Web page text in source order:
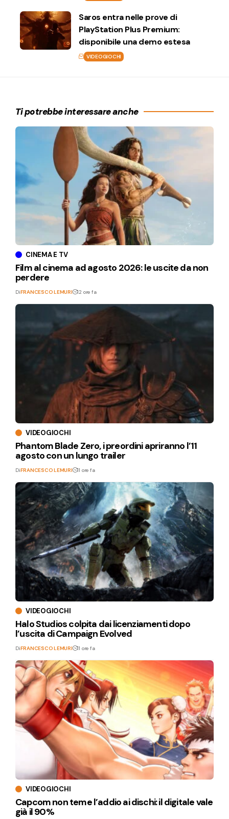
Saros entra nelle prove di
PlayStation Plus Premium:
disponibile una demo estesa
VIDEOGIOCHI
Ti potrebbe interessare anche
CINEMA E TV
Film al cinema ad agosto 2026: le uscite da non
perdere
DiFRANCESCO LEMURI 12 ore fa
VIDEOGIOCHI
Phantom Blade Zero, i preordini apriranno l’11
agosto con un lungo trailer
DiFRANCESCO LEMURI 11 ore fa
VIDEOGIOCHI
Halo Studios colpita dai licenziamenti dopo
l’uscita di Campaign Evolved
DiFRANCESCO LEMURI 11 ore fa
VIDEOGIOCHI
Capcom non teme l’addio ai dischi: il digitale vale
già il 90%